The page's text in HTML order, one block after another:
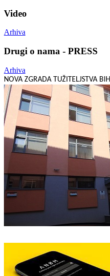
Video
Arhiva
Drugi o nama - PRESS
Arhiva
NOVA ZGRADA TUŽITELJSTVA BIH